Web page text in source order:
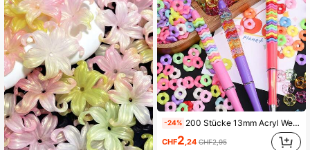
4,92 2.7K Follower
4,92 2.7K Follower
4,92 2.7K Follower
4,92 2.7K Follower
-24% 200 Stücke 13mm Acryl Wellen-Abstandshalter Perlen, lebendig, transparent & bunt Bastelbedarf für DIY Schmuck, dekorative Anhänger, niedlicher Stil Accessoires
CHF2 ,24 CHF2,95